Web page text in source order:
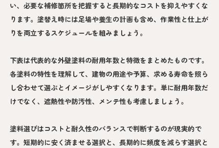
い、必要な補修箇所を把握すると長期的なコストを抑えやすくな
ります。塗替え時には足場や養生の計画も含め、作業性と仕上が
りを両立するスケジュールを組みましょう。
下表は代表的な外壁塗料の耐用年数と特徴をまとめたものです。
各塗料の特性を理解して、建物の用途や予算、求める寿命を照ら
し合わせて選ぶとイメージがしやすくなります。単に耐用年数だ
けでなく、遮熱性や防汚性、メンテ性も考慮しましょう。
塗料選びはコストと耐久性のバランスで判断するのが現実的で
す。短期的に安く済ませる選択と、長期的に頻度を減らす選択と